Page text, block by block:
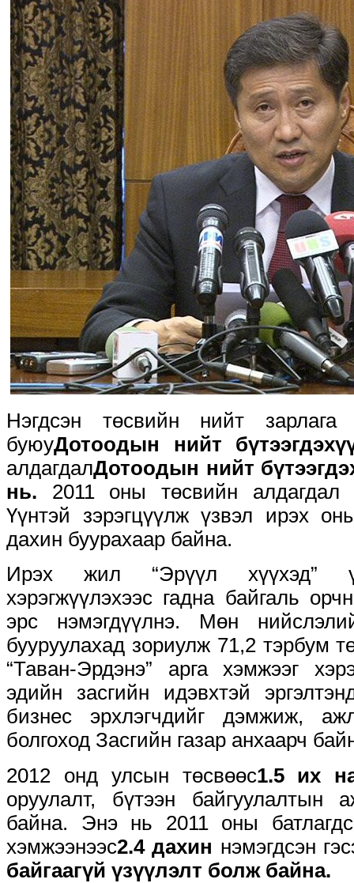
Нэгдсэн төсвийн нийт
буюуДотоодын нийт
алдагдалДотоодын нийт
нь. 2011 оны төсвийн алдагдал
Үүнтэй зэрэгцүүлж үзвэл ирэх
дахин буурахаар байна.
Ирэх жил “Эрүүл хүүхэд”
хэрэгжүүлэхээс гадна байгаль
эрс нэмэгдүүлнэ. Мөн
бууруулахад зориулж 71,2 тэрбум
“Таван-Эрдэнэ” арга хэмжээг
эдийн засгийн идэвхтэй
бизнес эрхлэгчдийг дэмжиж,
болгоход Засгийн газар анхаарч
2012 онд улсын төсвөөс1.5 их
оруулалт, бүтээн байгуулалтын
байна. Энэ нь 2011 оны
хэмжээнээс2.4 дахин нэмэгдсэн
байгаагүй үзүүлэлт болж байна.